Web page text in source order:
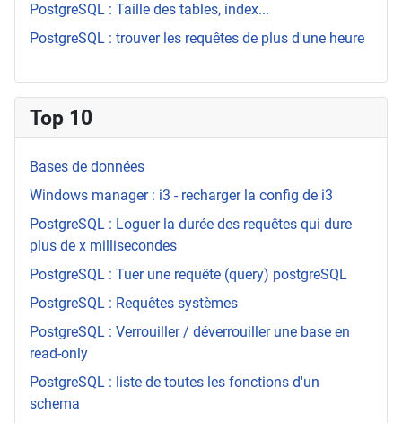
PostgreSQL : Taille des tables, index...
PostgreSQL : trouver les requêtes de plus d'une heure
Top 10
Bases de données
Windows manager : i3 - recharger la config de i3
PostgreSQL : Loguer la durée des requêtes qui dure
plus de x millisecondes
PostgreSQL : Tuer une requête (query) postgreSQL
PostgreSQL : Requêtes systèmes
PostgreSQL : Verrouiller / déverrouiller une base en
read-only
PostgreSQL : liste de toutes les fonctions d'un
schema